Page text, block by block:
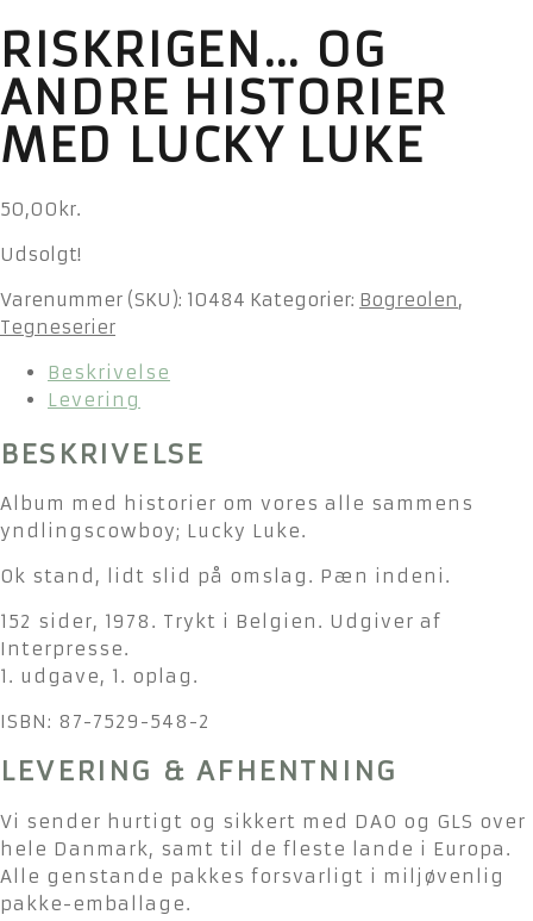
RISKRIGEN… OG
ANDRE HISTORIER
MED LUCKY LUKE
50,00 kr.
Udsolgt!
Varenummer (SKU): 10484 Kategorier: Bogreolen,
Tegneserier
Beskrivelse
Levering
BESKRIVELSE
Album med historier om vores alle sammens
yndlingscowboy; Lucky Luke.
Ok stand, lidt slid på omslag. Pæn indeni.
152 sider, 1978. Trykt i Belgien. Udgiver af
Interpresse.
1. udgave, 1. oplag.
ISBN: 87-7529-548-2
LEVERING & AFHENTNING
Vi sender hurtigt og sikkert med DAO og GLS over
hele Danmark, samt til de fleste lande i Europa.
Alle genstande pakkes forsvarligt i miljøvenlig
pakke-emballage.